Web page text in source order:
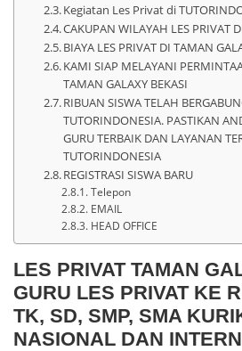
Kegiatan Les Privat di
CAKUPAN WILAYAH LES PRIVAT
BIAYA LES PRIVAT DI TAMAN
KAMI SIAP MELAYANI
TAMAN GALAXY BEKASI
RIBUAN SISWA TELAH
TUTORINDONESIA. PASTIKAN
GURU TERBAIK DAN LAYANAN
TUTORINDONESIA
REGISTRASI SISWA BARU
Telepon
EMAIL
HEAD OFFICE
LES PRIVAT TAMAN
GURU LES PRIVAT KE
TK, SD, SMP, SMA
NASIONAL DAN